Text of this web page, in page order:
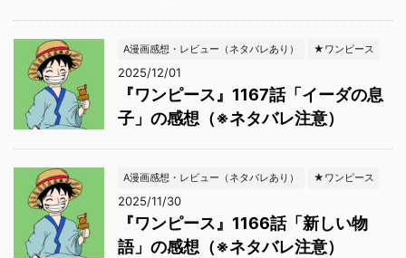
A漫画感想・レビュー（ネタバレあり） ★ワンピース
2025/12/01
『ワンピース』1167話「イーダの息
子」の感想（※ネタバレ注意）
A漫画感想・レビュー（ネタバレあり） ★ワンピース
2025/11/30
『ワンピース』1166話「新しい物
語」の感想（※ネタバレ注意）